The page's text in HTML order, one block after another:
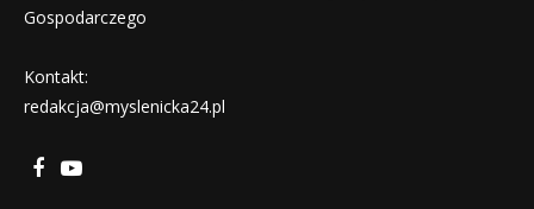
Gospodarczego
Kontakt:
redakcja@myslenicka24.pl